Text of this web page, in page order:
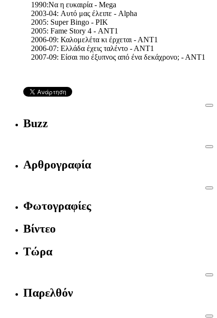
1990:Να η ευκαιρία - Mega
2003-04: Αυτό μας έλειπε - Alpha
2005: Super Bingo - ΡΙΚ
2005: Fame Story 4 - ΑΝΤ1
2006-09: Καλομελέτα κι έρχεται - ΑΝΤ1
2006-07: Ελλάδα έχεις ταλέντο - ΑΝΤ1
2007-09: Είσαι πιο έξυπνος από ένα δεκάχρονο; - ΑΝΤ1
Buzz
Αρθρογραφία
Φωτογραφίες
Βίντεο
Τώρα
Παρελθόν